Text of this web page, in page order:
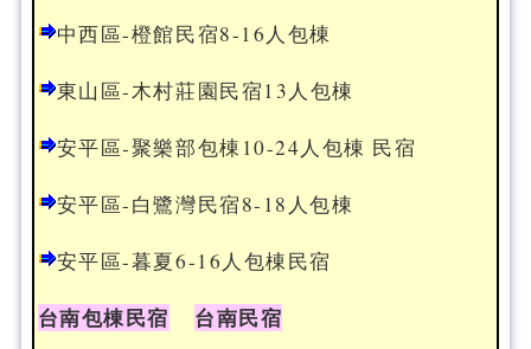
中西區-橙館民宿8-16人包棟
東山區-木村莊園民宿13人包棟
安平區-聚樂部包棟10-24人包棟 民宿
安平區-白鷺灣民宿8-18人包棟
安平區-暮夏6-16人包棟民宿
台南包棟民宿
台南民宿